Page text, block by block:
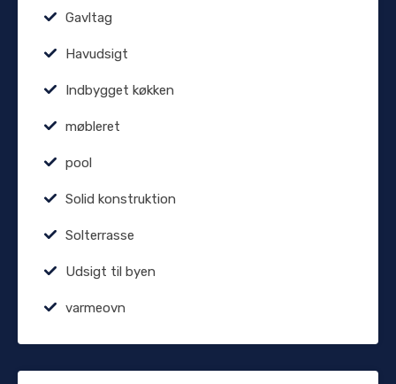
Gavltag
Havudsigt
Indbygget køkken
møbleret
pool
Solid konstruktion
Solterrasse
Udsigt til byen
varmeovn